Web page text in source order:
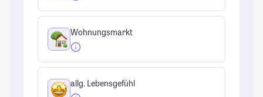
Wohnungsmarkt
allg. Lebensgefühl